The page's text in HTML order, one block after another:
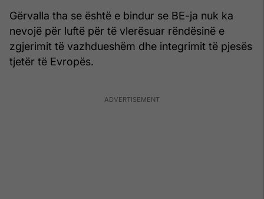
Gërvalla tha se është e bindur se BE-ja nuk ka
nevojë për luftë për të vlerësuar rëndësinë e
zgjerimit të vazhdueshëm dhe integrimit të pjesës
tjetër të Evropës.